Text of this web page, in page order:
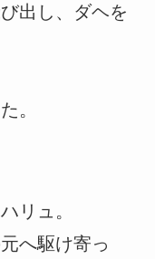
出し、ダヘを
。
リュ。
へ駆け寄っ